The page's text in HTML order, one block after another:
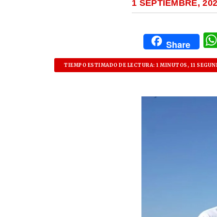
1 SEPTIEMBRE,
Share
TIEMPO ESTIMADO DE LECTURA: 1 MINUTOS, 11